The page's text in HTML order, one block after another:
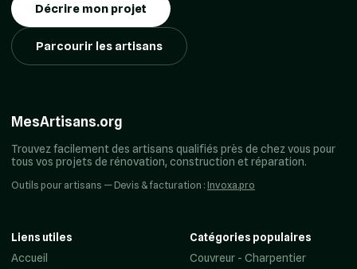
Décrire mon projet
Parcourir les artisans
MesArtisans.org
Trouvez facilement des artisans qualifiés près de chez vous pour
tous vos projets de rénovation, construction et réparation.
Outils pour artisans — Devis & facturation : Invoxa.pro
Liens utiles
Accueil
Catégories populaires
Couvreur - Charpentier